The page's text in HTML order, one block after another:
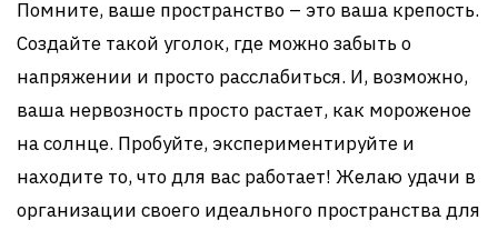
Помните, ваше пространство – это ваша крепость.
Создайте такой уголок, где можно забыть о
напряжении и просто расслабиться. И, возможно,
ваша нервозность просто растает, как мороженое
на солнце. Пробуйте, экспериментируйте и
находите то, что для вас работает! Желаю удачи в
организации своего идеального пространства для